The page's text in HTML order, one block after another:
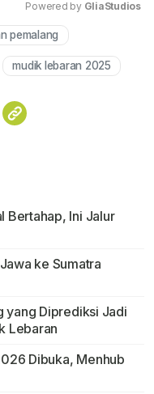
Powered by GliaStudios
pemalang
mudik lebaran 2025
Bertahap, Ini Jalur
ke Sumatra
yang Diprediksi Jadi
Lebaran
Dibuka, Menhub